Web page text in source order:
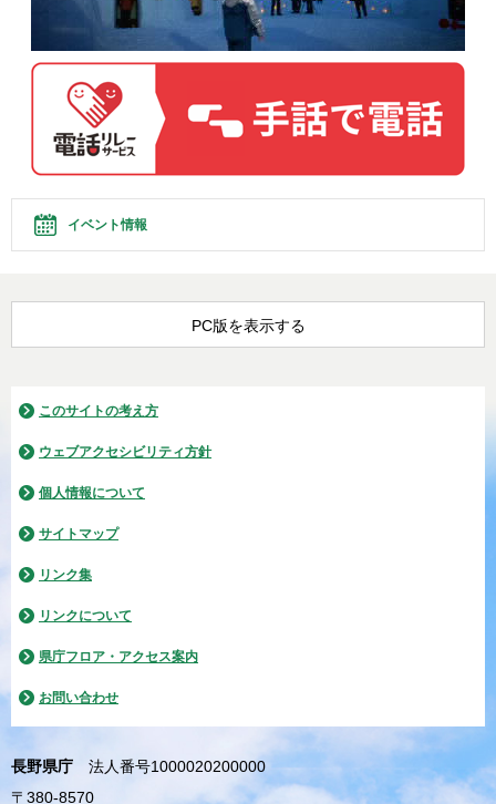
イベント情報
PC版を表示する
このサイトの考え方
ウェブアクセシビリティ方針
個人情報について
サイトマップ
リンク集
リンクについて
県庁フロア・アクセス案内
お問い合わせ
長野県庁
法人番号1000020200000
〒380-8570